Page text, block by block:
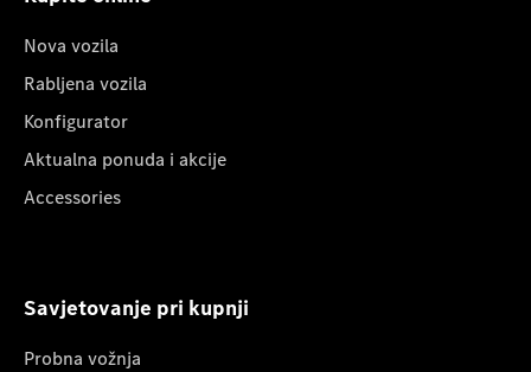
Nova vozila
Rabljena vozila
Konfigurator
Aktualna ponuda i akcije
Accessories
Savjetovanje pri kupnji
Probna vožnja